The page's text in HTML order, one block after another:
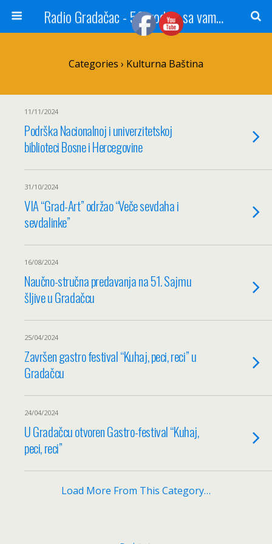
Radio Gradačac - 56 godina sa vama...
Categories › Kulturna Baština
11/11/2024
Podrška Nacionalnoj i univerzitetskoj
biblioteci Bosne i Hercegovine
31/10/2024
VIA “Grad-Art” održao “Veče sevdaha i
sevdalinke”
16/08/2024
Naučno-stručna predavanja na 51. Sajmu
šljive u Gradačcu
25/04/2024
Završen gastro festival “Kuhaj, peci, reci” u
Gradačcu
24/04/2024
U Gradačcu otvoren Gastro-festival “Kuhaj,
peci, reci”
Load More From This Category…